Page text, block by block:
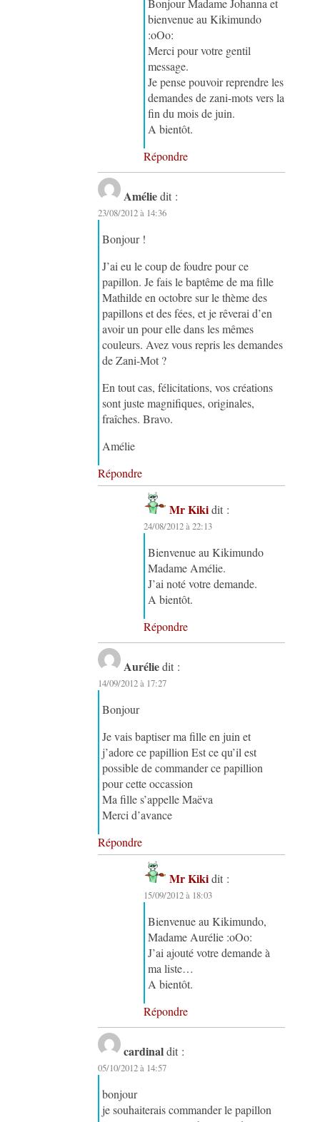
Bonjour Madame Johanna et
bienvenue au Kikimundo
:oOo:
Merci pour votre gentil
message.
Je pense pouvoir reprendre les
demandes de zani-mots vers la
fin du mois de juin.
A bientôt.
Répondre
Amélie dit :
23/08/2012 à 14:36
Bonjour !
J’ai eu le coup de foudre pour ce
papillon. Je fais le baptême de ma fille
Mathilde en octobre sur le thème des
papillons et des fées, et je rêverai d’en
avoir un pour elle dans les mêmes
couleurs. Avez vous repris les demandes
de Zani-Mot ?
En tout cas, félicitations, vos créations
sont juste magnifiques, originales,
fraîches. Bravo.
Amélie
Répondre
Mr Kiki dit :
24/08/2012 à 22:13
Bienvenue au Kikimundo
Madame Amélie.
J’ai noté votre demande.
A bientôt.
Répondre
Aurélie dit :
14/09/2012 à 17:27
Bonjour
Je vais baptiser ma fille en juin et
j’adore ce papillion Est ce qu’il est
possible de commander ce papillion
pour cette occassion
Ma fille s’appelle Maëva
Merci d’avance
Répondre
Mr Kiki dit :
15/09/2012 à 18:03
Bienvenue au Kikimundo,
Madame Aurélie :oOo:
J’ai ajouté votre demande à
ma liste…
A bientôt.
Répondre
cardinal dit :
05/10/2012 à 14:57
bonjour
je souhaiterais commander le papillon